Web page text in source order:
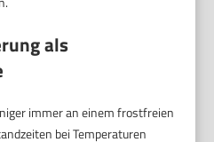
als
immer an einem frostfreien
bei Temperaturen